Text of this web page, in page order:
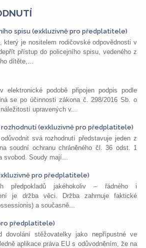
spisu (exkluzivně pro předplatitele)
který je nositelem rodičovské odpovědnosti v
přístup do policejního spisu, vedeného z
dítěte,...
elektronické podobě připojen podpis podle
se po účinnosti zákona č. 298/2016 Sb. o
upravených v...
rozhodnutí (exkluzivně pro předplatitele)
svá rozhodnutí představuje jeden z
soudní ochranu chráněného čl. 36 odst. 1
svobod. Soudy mají...
pro předplatitele)
předpokladů jakéhokoliv – řádného i
je držba věci. Držba zahrnuje faktické
a současně...
předplatitele)
dovolání stěžovatelky jako nepřípustné ve
aplikace práva EU s odůvodněním, že na